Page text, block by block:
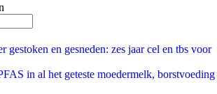
gestoken en gesneden: zes jaar cel en tbs voor
in al het geteste moedermelk, borstvoeding